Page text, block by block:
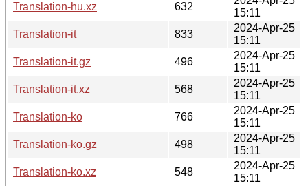
Translation-hu.xz
632
15:11
Translation-it
833
2024-Apr-25
15:11
Translation-it.gz
496
2024-Apr-25
15:11
Translation-it.xz
568
2024-Apr-25
15:11
Translation-ko
766
2024-Apr-25
15:11
Translation-ko.gz
498
2024-Apr-25
15:11
Translation-ko.xz
548
2024-Apr-25
15:11